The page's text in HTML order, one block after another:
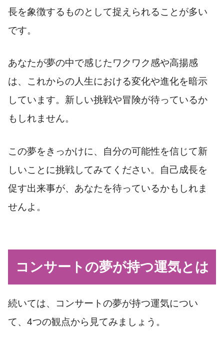
長を象徴するものとして捉えられることが多い
です。
あなたが夢の中で感じたワクワク感や高揚感
は、これからの人生における変化や進化を暗示
しています。新しい挑戦や冒険が待っているか
もしれません。
この夢をきっかけに、自分の可能性を信じて新
しいことに挑戦してみてください。自己成長を
促す出来事が、あなたを待っているかもしれま
せんよ。
コンサートの夢が持つ運気とは
続いては、コンサートの夢が持つ運気につい
て、4つの観点から見てみましょう。